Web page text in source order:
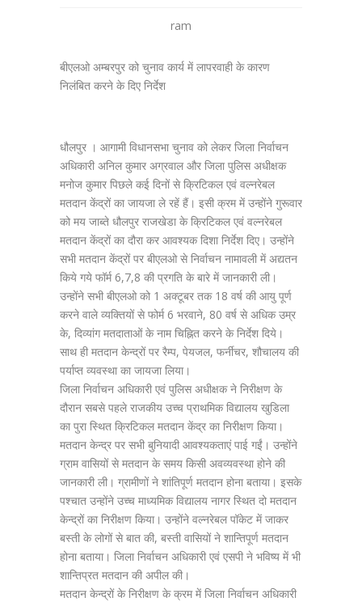
ram
बीएलओ अम्बरपुर को चुनाव कार्य में लापरवाही के कारण
निलंबित करने के दिए निर्देश
धौलपुर । आगामी विधानसभा चुनाव को लेकर जिला निर्वाचन
अधिकारी अनिल कुमार अग्रवाल और जिला पुलिस अधीक्षक
मनोज कुमार पिछले कई दिनों से क्रिटिकल एवं वल्नरेबल
मतदान केंद्रों का जायजा ले रहें हैं। इसी क्रम में उन्होंने गुरूवार
को मय जाब्ते धौलपुर राजखेडा के क्रिटिकल एवं वल्नरेबल
मतदान केंद्रों का दौरा कर आवश्यक दिशा निर्देश दिए। उन्होंने
सभी मतदान केंद्रों पर बीएलओ से निर्वाचन नामावली में अद्यतन
किये गये फॉर्म 6,7,8 की प्रगति के बारे में जानकारी ली।
उन्होंने सभी बीएलओ को 1 अक्टूबर तक 18 वर्ष की आयु पूर्ण
करने वाले व्यक्तियों से फोर्म 6 भरवाने, 80 वर्ष से अधिक उम्र
के, दिव्यांग मतदाताओं के नाम चिह्नित करने के निर्देश दिये।
साथ ही मतदान केन्द्रों पर रैम्प, पेयजल, फर्नीचर, शौचालय की
पर्याप्त व्यवस्था का जायजा लिया।
जिला निर्वाचन अधिकारी एवं पुलिस अधीक्षक ने निरीक्षण के
दौरान सबसे पहले राजकीय उच्च प्राथमिक विद्यालय खुडिला
का पुरा स्थित क्रिटिकल मतदान केंद्र का निरीक्षण किया।
मतदान केन्द्र पर सभी बुनियादी आवश्यकताएं पाई गईं। उन्होंने
ग्राम वासियों से मतदान के समय किसी अवव्यवस्था होने की
जानकारी ली। ग्रामीणों ने शांतिपूर्ण मतदान होना बताया। इसके
पश्चात उन्होंने उच्च माध्यमिक विद्यालय नागर स्थित दो मतदान
केन्द्रों का निरीक्षण किया। उन्होंने वल्नरेबल पॉकेट में जाकर
बस्ती के लोगों से बात की, बस्ती वासियों ने शान्तिपूर्ण मतदान
होना बताया। जिला निर्वाचन अधिकारी एवं एसपी ने भविष्य में भी
शान्तिप्रत मतदान की अपील की।
मतदान केन्द्रों के निरीक्षण के क्रम में जिला निर्वाचन अधिकारी